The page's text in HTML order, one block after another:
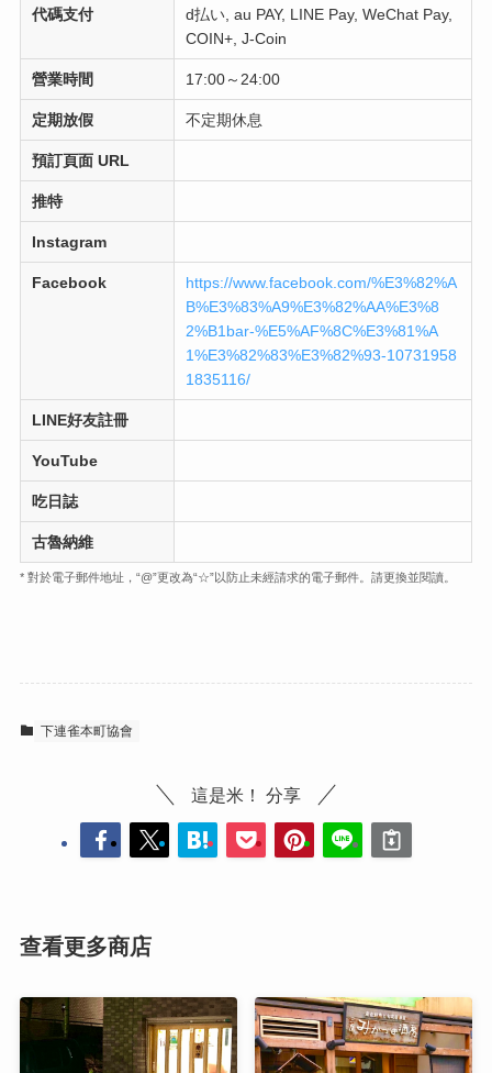
代碼支付
d払い, au PAY, LINE Pay, WeChat Pay,
COIN+, J-Coin
營業時間 17:00～24:00
定期放假 不定期休息
預訂頁面 URL
推特
Instagram
Facebook
https://www.facebook.com/%E3%82%A
B%E3%83%A9%E3%82%AA%E3%8
2%B1bar-%E5%AF%8C%E3%81%A
1%E3%82%83%E3%82%93-10731958
1835116/
LINE好友註冊
YouTube
吃日誌
古魯納維
* 對於電子郵件地址，“@”更改為“☆”以防止未經請求的電子郵件。請更換並閱讀。
下連雀本町協會
這是米！ 分享
查看更多商店